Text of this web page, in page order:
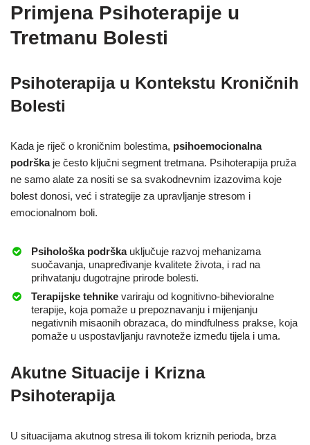
Primjena Psihoterapije u
Tretmanu Bolesti
Psihoterapija u Kontekstu Kroničnih
Bolesti
Kada je riječ o kroničnim bolestima, psihoemocionalna
podrškaje često ključni segment tretmana. Psihoterapija pruža
ne samo alate za nositi se sa svakodnevnim izazovima koje
bolest donosi, već i strategije za upravljanje stresom i
emocionalnom boli.
Psihološka podrškauključuje razvoj mehanizama
suočavanja, unapređivanje kvalitete života, i rad na
prihvatanju dugotrajne prirode bolesti.
Terapijske tehnike variraju od kognitivno-bihevioralne
terapije, koja pomaže u prepoznavanju i mijenjanju
negativnih misaonih obrazaca, do mindfulness prakse, koja
pomaže u uspostavljanju ravnoteže između tijela i uma.
Akutne Situacije i Krizna
Psihoterapija
U situacijama akutnog stresa ili tokom kriznih perioda, brza